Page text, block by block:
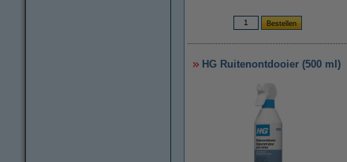
HG Ruitenontdooier (500 ml)